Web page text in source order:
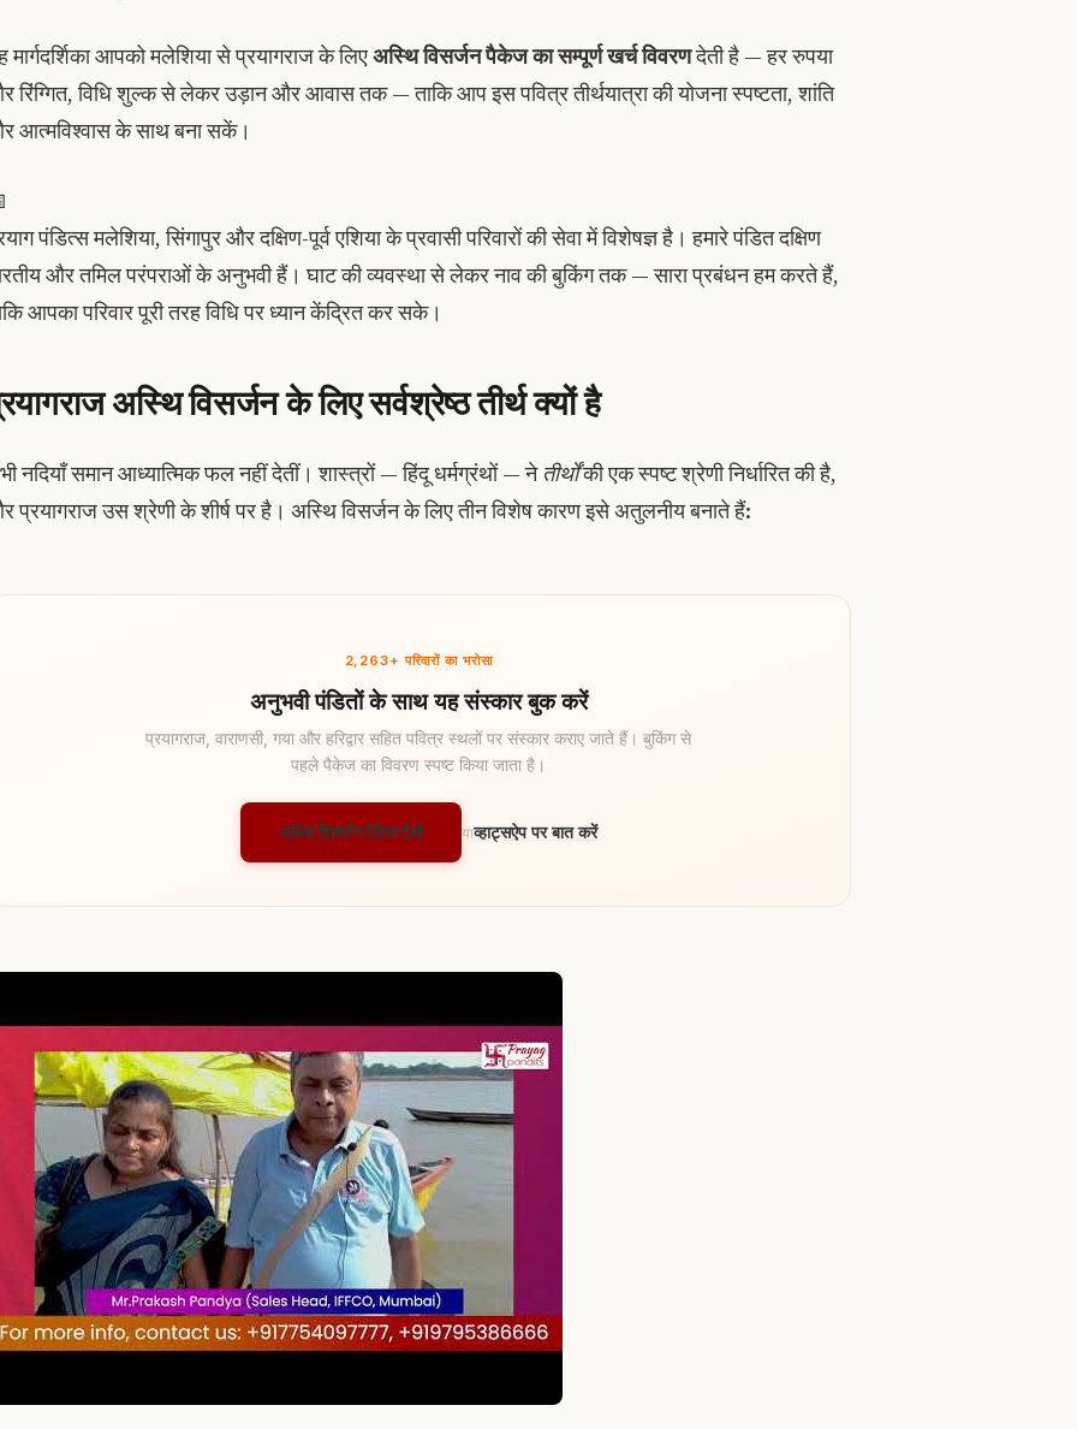
मार्गदर्शिका आपको मलेशिया से प्रयागराज के लिएअस्थि विसर्जन पैकेज का सम्पूर्ण खर्च विवरणदेती है — हर रुपया
रिंग्गित, विधि शुल्क से लेकर उड़ान और आवास तक — ताकि आप इस पवित्र तीर्थयात्रा की योजना स्पष्टता, शांति
आत्मविश्वास के साथ बना सकें।
पंडित्स मलेशिया, सिंगापुर और दक्षिण-पूर्व एशिया के प्रवासी परिवारों की सेवा में विशेषज्ञ है। हमारे पंडित दक्षिण
और तमिल परंपराओं के अनुभवी हैं। घाट की व्यवस्था से लेकर नाव की बुकिंग तक — सारा प्रबंधन हम करते हैं,
आपका परिवार पूरी तरह विधि पर ध्यान केंद्रित कर सके।
अस्थि विसर्जन के लिए सर्वश्रेष्ठ तीर्थ क्यों है
नदियाँ समान आध्यात्मिक फल नहीं देतीं। शास्त्रों — हिंदू धर्मग्रंथों — ने तीर्थोंकी एक स्पष्ट श्रेणी निर्धारित की है,
प्रयागराज उस श्रेणी के शीर्ष पर है। अस्थि विसर्जन के लिए तीन विशेष कारण इसे अतुलनीय बनाते हैं:
2,263+ परिवारों का भरोसा
अनुभवी पंडितों के साथ यह संस्कार बुक करें
प्रयागराज, वाराणसी, गया और हरिद्वार सहित पवित्र स्थलों पर संस्कार कराए जाते हैं। बुकिंग से
पहले पैकेज का विवरण स्पष्ट किया जाता है।
अस्थि विसर्जन पैकेज देखें याव्हाट्सऐप पर बात करें